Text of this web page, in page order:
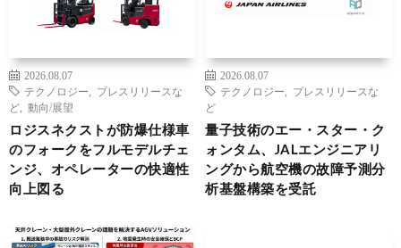
2026.08.07
テクノロジー
プレスリリースな
ど
動向/展望
ロジスネクストが防爆仕様車
のフォークをフルモデルチェ
ンジ、オペレーターの快適性
向上図る
2026.08.07
テクノロジー
プレスリリースな
ど
量子技術のエー・スター・ク
ォンタム、JALエンジニアリ
ングから航空機の故障予測分
析基盤構築を受託